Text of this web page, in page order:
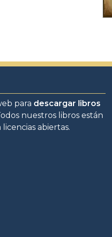
para descargar libros
nuestros libros están
abiertas.